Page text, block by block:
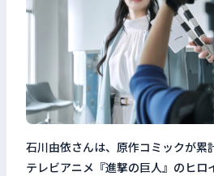
石川由依さんは、原作コミックが累
テレビアニメ『進撃の巨人』のヒロ